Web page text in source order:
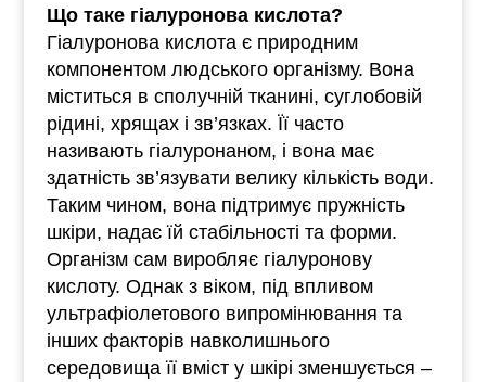
Що таке гіалуронова кислота?
Гіалуронова кислота є природним
компонентом людського організму. Вона
міститься в сполучній тканині, суглобовій
рідині, хрящах і зв’язках. Її часто
називають гіалуронаном, і вона має
здатність зв’язувати велику кількість води.
Таким чином, вона підтримує пружність
шкіри, надає їй стабільності та форми.
Організм сам виробляє гіалуронову
кислоту. Однак з віком, під впливом
ультрафіолетового випромінювання та
інших факторів навколишнього
середовища її вміст у шкірі зменшується –